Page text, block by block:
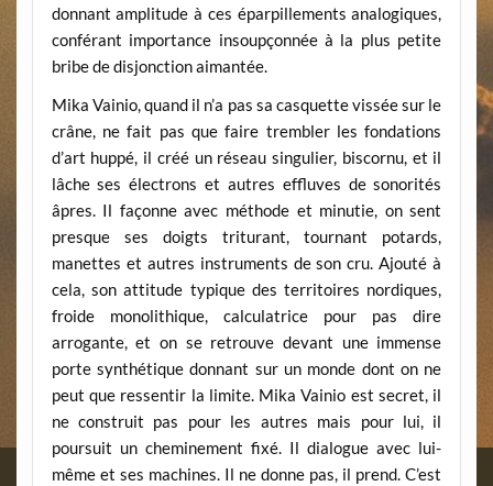
donnant amplitude à ces éparpillements analogiques,
conférant importance insoupçonnée à la plus petite
bribe de disjonction aimantée.
Mika Vainio, quand il n’a pas sa casquette vissée sur le
crâne, ne fait pas que faire trembler les fondations
d’art huppé, il créé un réseau singulier, biscornu, et il
lâche ses électrons et autres effluves de sonorités
âpres. Il façonne avec méthode et minutie, on sent
presque ses doigts triturant, tournant potards,
manettes et autres instruments de son cru. Ajouté à
cela, son attitude typique des territoires nordiques,
froide monolithique, calculatrice pour pas dire
arrogante, et on se retrouve devant une immense
porte synthétique donnant sur un monde dont on ne
peut que ressentir la limite. Mika Vainio est secret, il
ne construit pas pour les autres mais pour lui, il
poursuit un cheminement fixé. Il dialogue avec lui-
même et ses machines. Il ne donne pas, il prend. C’est